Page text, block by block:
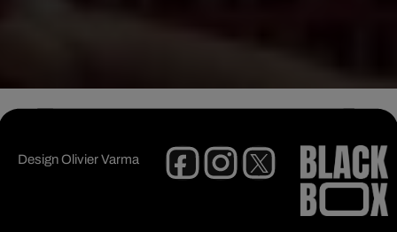
DesignOlivier Varma